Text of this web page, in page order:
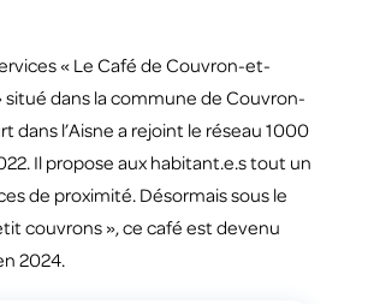
« Le Café de Couvron-et-
dans la commune de Couvron-
dans l’Aisne a rejoint le réseau 1000
Il propose aux habitant.e.s tout un
de proximité. Désormais sous le
couvrons », ce café est devenu
2024.